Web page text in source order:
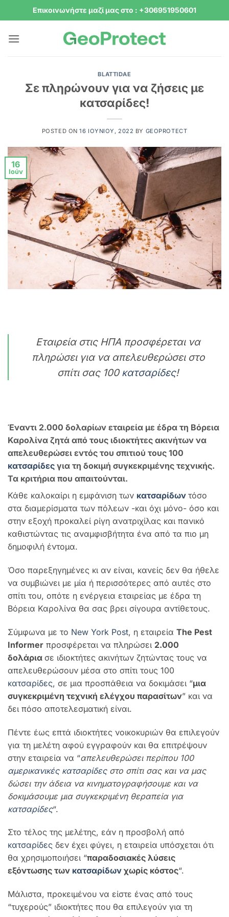
Μετάβαση
στο
Επικοινωνήστε μαζί μας στο : +306951950601
BLATTIDAE
Σε πληρώνουν για να ζήσεις με
κατσαρίδες!
POSTED ON16 ΙΟΥΝΊΟΥ, 2022 BY GEOPROTECT
16
Ιούν
Εταιρεία στις ΗΠΑ προσφέρεται να
πληρώσει για να απελευθερώσει στο
σπίτι σας 100 κατσαρίδες!
Έναντι 2.000 δολαρίων εταιρεία με έδρα τη Βόρεια
Καρολίνα ζητά από τους ιδιοκτήτες ακινήτων να
απελευθερώσει εντός του σπιτιού τους 100
κατσαρίδες για τη δοκιμή συγκεκριμένης τεχνικής.
Τα κριτήρια που απαιτούνται.
Κάθε καλοκαίρι η εμφάνιση των κατσαρίδων τόσο
στα διαμερίσματα των πόλεων -και όχι μόνο- όσο και
στην εξοχή προκαλεί ρίγη ανατριχίλας και πανικό
καθιστώντας τις αναμφισβήτητα ένα από τα πιο μη
δημοφιλή έντομα.
Όσο παρεξηγημένες κι αν είναι, κανείς δεν θα ήθελε
να συμβιώνει με μία ή περισσότερες από αυτές στο
σπίτι του, οπότε η ενέργεια εταιρείας με έδρα τη
Βόρεια Καρολίνα θα σας βρει σίγουρα αντίθετους.
Σύμφωνα με το New York Post, η εταιρεία The Pest
Informer προσφέρεται να πληρώσει 2.000
δολάρια σε ιδιοκτήτες ακινήτων ζητώντας τους να
απελευθερώσουν μέσα στο σπίτι τους 100
κατσαρίδες, σε μια προσπάθεια να δοκιμάσει “μια
συγκεκριμένη τεχνική ελέγχου παρασίτων” και να
δει πόσο αποτελεσματική είναι.
Πέντε έως επτά ιδιοκτήτες νοικοκυριών θα επιλεγούν
για τη μελέτη αφού εγγραφούν και θα επιτρέψουν
στην εταιρεία να “απελευθερώσει περίπου 100
αμερικανικές κατσαρίδεςστο σπίτι σας και να μας
δώσει την άδεια να κινηματογραφήσουμε και να
δοκιμάσουμε μια συγκεκριμένη θεραπεία για
κατσαρίδες“.
Στο τέλος της μελέτης, εάν η προσβολή από
κατσαρίδες δεν έχει φύγει, η εταιρεία υπόσχεται ότι
θα χρησιμοποιήσει “παραδοσιακές λύσεις
εξόντωσης των κατσαρίδων χωρίς κόστος“.
Μάλιστα, προκειμένου να είστε ένας από τους
“τυχερούς” ιδιοκτήτες που θα επιλεγούν για τη